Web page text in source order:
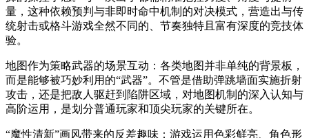
量，这种依赖预判与非即时命中机制的对决模式，营造出与传
统射击或格斗游戏全然不同的、节奏独特且富有深度的竞技体
验。
地图作为策略武器的场景互动：各类地图并非单纯的背景板，
而是能够被巧妙利用的“武器”。不管是借助弹跳墙面实施折射
攻击，还是把敌人驱赶到陷阱区域，对地图机制的深入认知与
高阶运用，是划分普通玩家和顶尖玩家的关键所在。
“魔性清新”画风带来的反差趣味：游戏运用色彩鲜亮、角色形